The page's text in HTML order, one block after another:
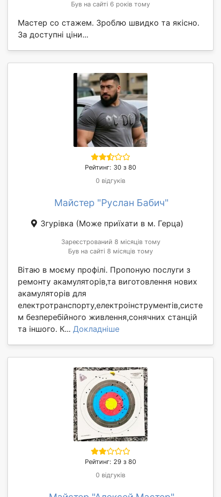
Був на сайті 6 років тому
Мастер со стажем. Зроблю швидко та якісно.
За доступні ціни...
Рейтинг: 30 з 80
0 відгуків
Майстер "Руслан Бабич"
Згурівка (Може приїхати в м. Герца)
Зареєстрований 8 місяців тому
Був на сайті 8 місяців тому
Вітаю в моєму профілі. Пропоную послуги з
ремонту акамуляторів,та виготовлення нових
акамуляторів для
електротранспорту,електроінструментів,систе
м безперебійного живлення,сонячних станцій
та іншого. К... Докладніше
Рейтинг: 29 з 80
0 відгуків